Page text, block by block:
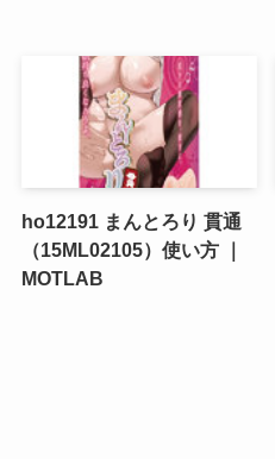
ho12191 まんとろり 貫通
（15ML02105）使い方 ｜
MOTLAB